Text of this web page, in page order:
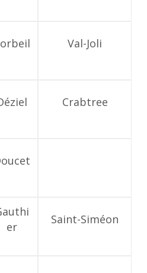
Val-Joli
Crabtree
er
Saint-Siméon